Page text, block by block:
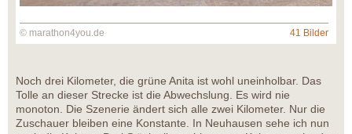
© marathon4you.de 41 Bilder
Noch drei Kilometer, die grüne Anita ist wohl uneinholbar. Das
Tolle an dieser Strecke ist die Abwechslung. Es wird nie
monoton. Die Szenerie ändert sich alle zwei Kilometer. Nur die
Zuschauer bleiben eine Konstante. In Neuhausen sehe ich nun